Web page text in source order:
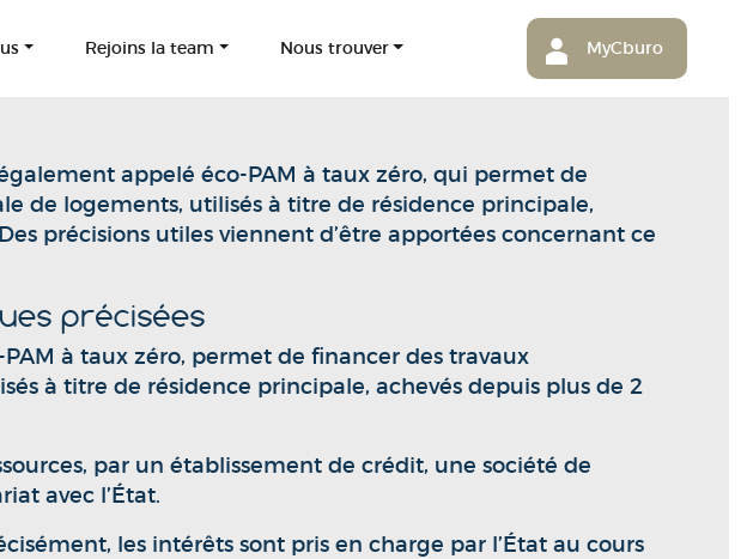
Rejoins la team Nous trouver MyCburo
appelé éco-PAM à taux zéro, qui permet de
de logements, utilisés à titre de résidence principale,
précisions utiles viennent d’être apportées concernant ce
précisées
à taux zéro, permet de financer des travaux
à titre de résidence principale, achevés depuis plus de 2
par un établissement de crédit, une société de
avec l’État.
les intérêts sont pris en charge par l’État au cours